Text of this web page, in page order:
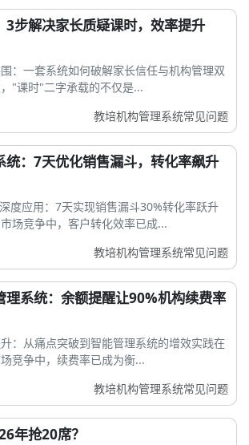
3步解决家长质疑课时，效率提升
：一套系统如何破解家长信任与机构管理双
"课时"二字承载的不仅是...
教培机构管理系统常见问题
：7天优化销售漏斗，转化率飙升
度应用：7天实现销售漏斗30%转化率跃升
场竞争中，客户转化效率已成...
教培机构管理系统常见问题
理系统：余额提醒让90%机构续费率
：从痛点突破到智能管理系统的增效实践在
竞争中，续费率已成为衡...
教培机构管理系统常见问题
年抢20席？